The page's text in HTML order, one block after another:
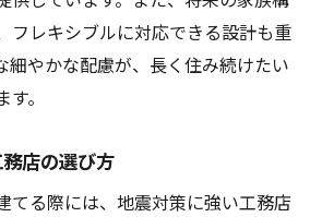
フレキシブルに対応できる設計も重
細やかな配慮が、長く住み続けたい
。
店の選び方
てる際には、地震対策に強い工務店